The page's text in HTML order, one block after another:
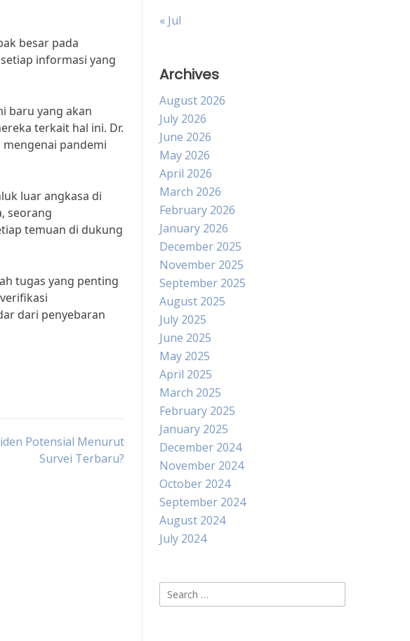
besar pada
informasi yang
baru yang akan
terkait hal ini. Dr.
pandemi
luar angkasa di
seorang
temuan di dukung
tugas yang penting
dari penyebaran
Potensial Menurut
Survei Terbaru?
« Jul
Archives
August 2026
July 2026
June 2026
May 2026
April 2026
March 2026
February 2026
January 2026
December 2025
November 2025
September 2025
August 2025
July 2025
June 2025
May 2025
April 2025
March 2025
February 2025
January 2025
December 2024
November 2024
October 2024
September 2024
August 2024
July 2024
Search
for: